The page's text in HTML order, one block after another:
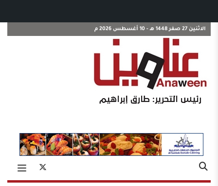
الاثنين 27 صفر 1448 هـ - 10 أغسطس 2026 م